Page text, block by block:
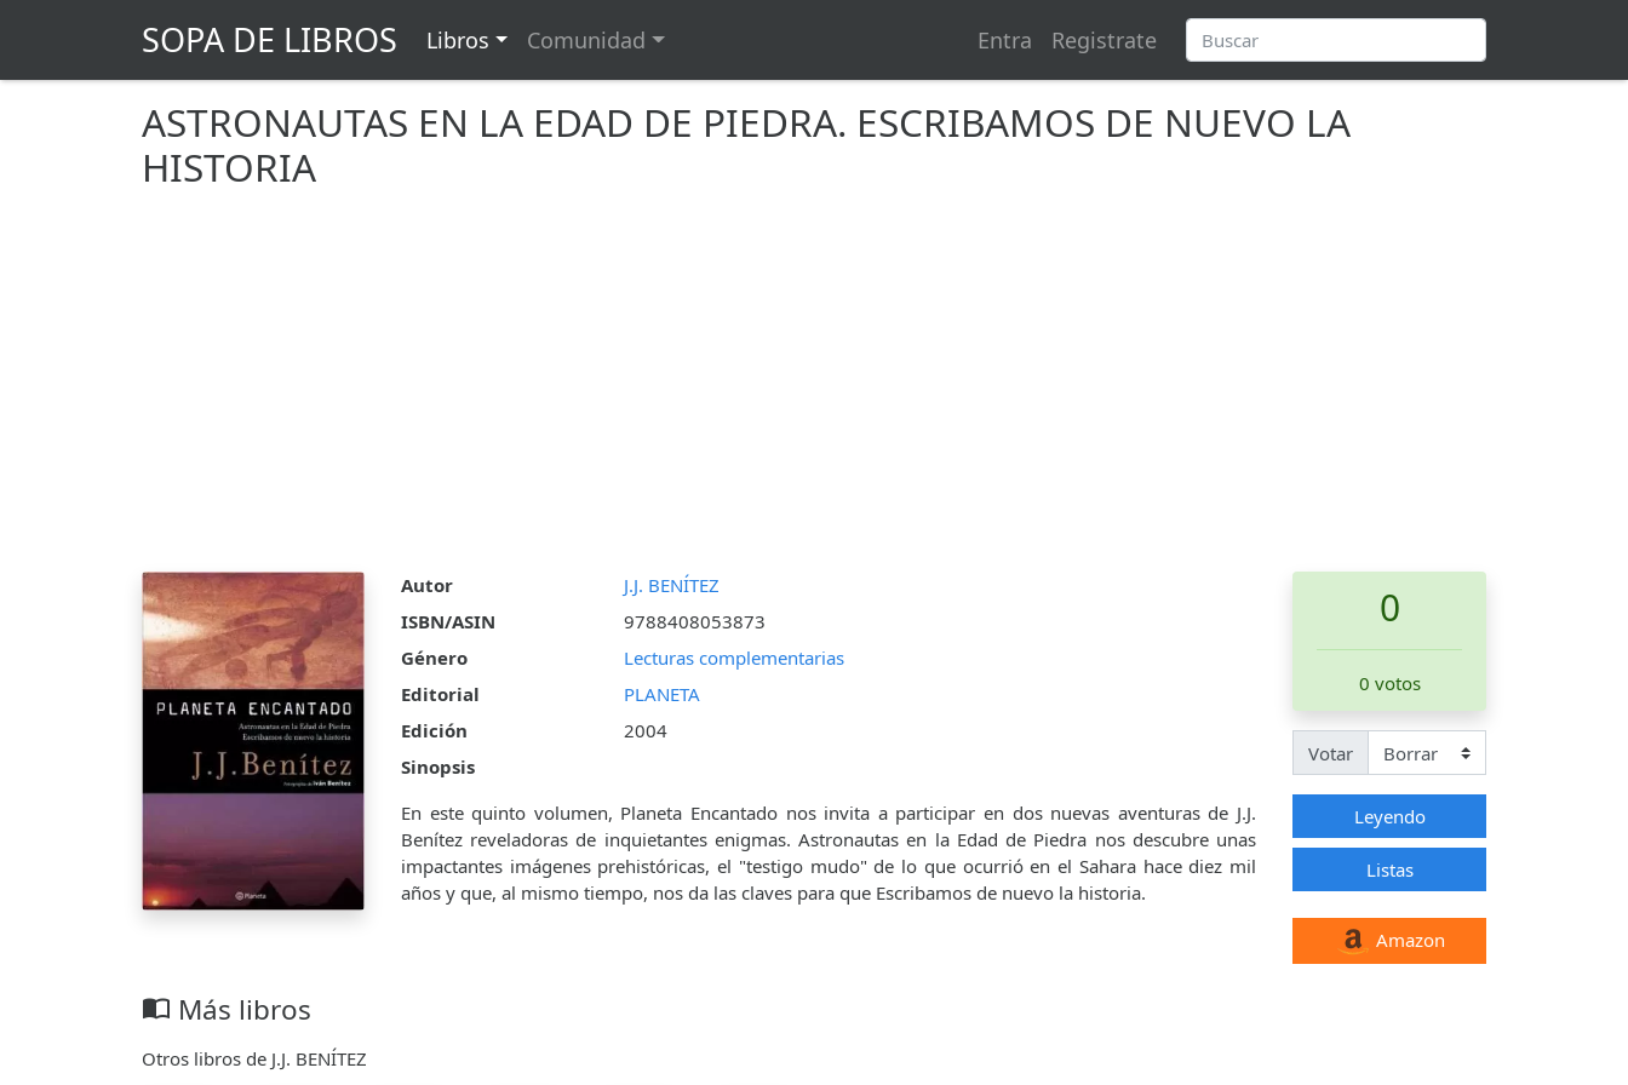
SOPA DE LIBROS Libros Comunidad Entra Registrate
ASTRONAUTAS EN LA EDAD DE PIEDRA. ESCRIBAMOS DE NUEVO LA
HISTORIA
Autor
J.J. BENÍTEZ
ISBN/ASIN
9788408053873
Género
Lecturas complementarias
Editorial
PLANETA
Edición
2004
Sinopsis
En este quinto volumen, Planeta Encantado nos invita a participar en dos nuevas aventuras de J.J.
Benítez reveladoras de inquietantes enigmas. Astronautas en la Edad de Piedra nos descubre unas
impactantes imágenes prehistóricas, el "testigo mudo" de lo que ocurrió en el Sahara hace diez mil
años y que, al mismo tiempo, nos da las claves para que Escribamos de nuevo la historia.
0
0 votos
Votar
Leyendo
Listas
Amazon
import_contacts Más libros
Otros libros de J.J. BENÍTEZ